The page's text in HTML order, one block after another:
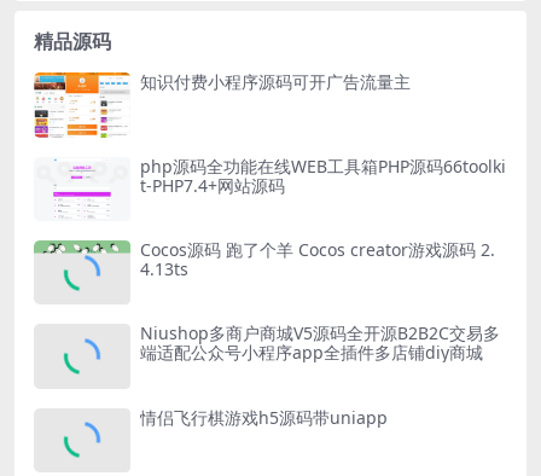
精品源码
知识付费小程序源码可开广告流量主
php源码全功能在线WEB工具箱PHP源码66toolki
t-PHP7.4+网站源码
Cocos源码 跑了个羊 Cocos creator游戏源码 2.
4.13ts
Niushop多商户商城V5源码全开源B2B2C交易多
端适配公众号小程序app全插件多店铺diy商城
情侣飞行棋游戏h5源码带uniapp